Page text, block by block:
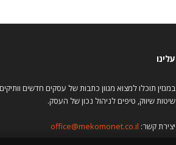
עלינו
במגזין תוכלו למצוא מגוון כתבות של עסקים חדשים
שיטות שיווק, טיפים לניהול נכון של העסק.
יצירת קשר: office@mekomonet.co.il